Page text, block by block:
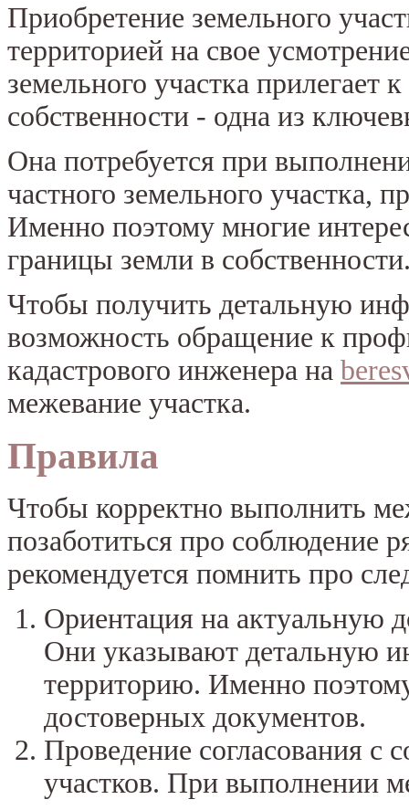
Приобретение земельного
территорией на свое
земельного участка прилегает
собственности - одна из
Она потребуется при
частного земельного участка,
Именно поэтому многие
границы земли в
Чтобы получить детальную
возможность обращение к
кадастрового инженера на
межевание участка.
Правила
Чтобы корректно выполнить
позаботиться про соблюдение
рекомендуется помнить про
Ориентация на актуальную
Они указывают детальную
территорию. Именно
достоверных документов.
Проведение согласования с
участков. При выполнении